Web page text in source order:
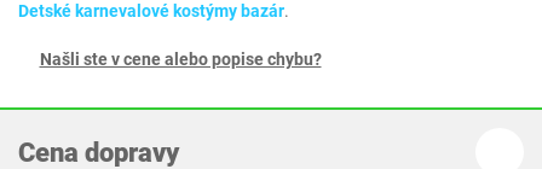
Detské karnevalové kostýmy bazár.
Našli ste v cene alebo popise chybu?
Cena dopravy